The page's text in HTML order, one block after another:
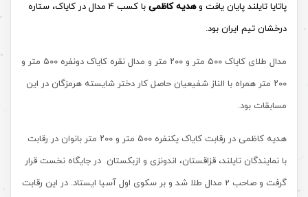
پاتایا تایلند پایان یافت وهدیه کاظمی
با کسب ۴‬ مدال در کایاک، ستاره
درخشان تیم ایران بود.
مدال طلای کایاک ۵۰۰ متر و ۲۰۰ متر و مدال نقره کایاک دونفره ۵۰۰ متر و
۲۰۰ متر همراه با الناز شفیعیان حاصل کار دختر شایسته هرمزگان در این
مسابقات بود.
هدیه کاظمی در رقابت کایاک یکنفره ۵۰۰ متر و ۲۰۰ متر بانوان در رقابت
با نمایندگان تایلند، قزاقستان، اندونزی و ازبکستان در جایگاه نخست قرار
گرفت و صاحب 2 مدال طلا شد و بر سکوی اول آسیا ایستاد. در این رقابت